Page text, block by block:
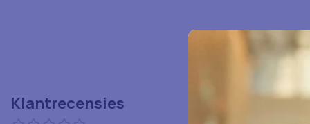
Klantrecensies